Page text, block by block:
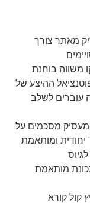
מאתר צורך
משווה בוחנת
ההיצע של
עוברים לשלב
מסכמים על
ומותאמת
מותאמת
קול קורא